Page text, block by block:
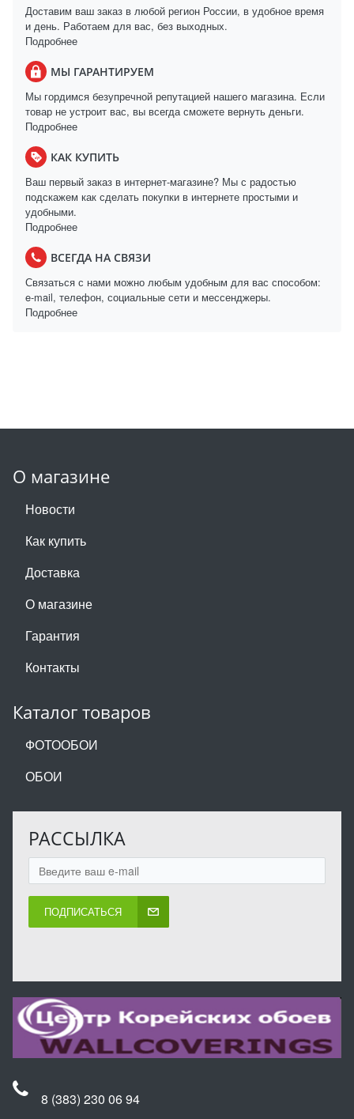
Доставим ваш заказ в любой регион России, в удобное время
и день. Работаем для вас, без выходных.
Подробнее
МЫ ГАРАНТИРУЕМ
Мы гордимся безупречной репутацией нашего магазина. Если
товар не устроит вас, вы всегда сможете вернуть деньги.
Подробнее
КАК КУПИТЬ
Ваш первый заказ в интернет-магазине? Мы с радостью
подскажем как сделать покупки в интернете простыми и
удобными.
Подробнее
ВСЕГДА НА СВЯЗИ
Связаться с нами можно любым удобным для вас способом:
e-mail, телефон, социальные сети и мессенджеры.
Подробнее
О магазине
Новости
Как купить
Доставка
О магазине
Гарантия
Контакты
Каталог товаров
ФОТООБОИ
ОБОИ
РАССЫЛКА
ПОДПИСАТЬСЯ
8 (383) 230 06 94